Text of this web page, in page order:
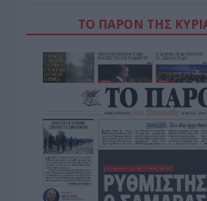
ΤΟ ΠΑΡΟΝ ΤΗΣ